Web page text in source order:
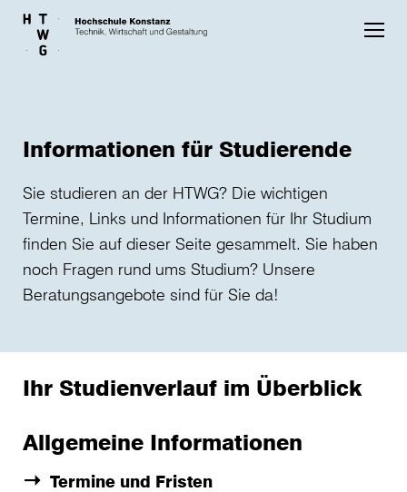
Skip to main content
Informationen für Studierende
Sie studieren an der HTWG? Die wichtigen
Termine, Links und Informationen für Ihr Studium
finden Sie auf dieser Seite gesammelt. Sie haben
noch Fragen rund ums Studium? Unsere
Beratungsangebote sind für Sie da!
Ihr Studienverlauf im Überblick
Allgemeine Informationen
Termine und Fristen